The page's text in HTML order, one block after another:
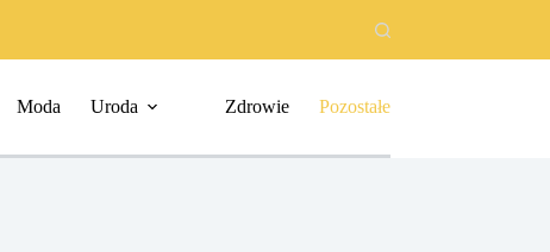
Moda Uroda Zdrowie Pozostałe